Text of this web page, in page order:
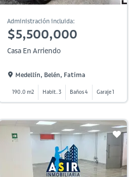
Administración incluida:
$5,500,000
Casa En Arriendo
Medellín, Belén, Fatima
190.0 m2 Habit. 3 Baños 4 Garaje 1